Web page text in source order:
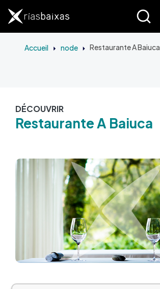
Accueil node Restaurante A Baiuca
DÉCOUVRIR
Restaurante A Baiuca
Image